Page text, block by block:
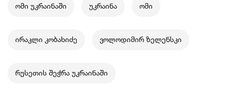
ომი უკრაინაში უკრაინა ომი
ირაკლი კობახიძე ვოლოდიმირ ზელენსკი
რუსეთის შეჭრა უკრაინაში